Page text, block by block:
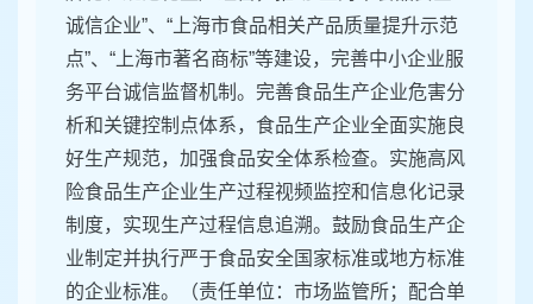
诚信企业”、“上海市食品相关产品质量提升示范
点”、“上海市著名商标”等建设，完善中小企业服
务平台诚信监督机制。完善食品生产企业危害分
析和关键控制点体系，食品生产企业全面实施良
好生产规范，加强食品安全体系检查。实施高风
险食品生产企业生产过程视频监控和信息化记录
制度，实现生产过程信息追溯。鼓励食品生产企
业制定并执行严于食品安全国家标准或地方标准
的企业标准。（责任单位：市场监管所；配合单